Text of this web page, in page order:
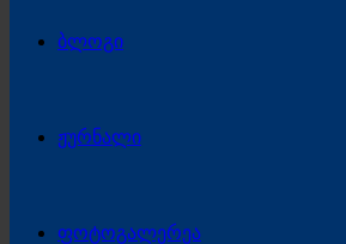
ბლოგი
ჟურნალი
ფოტოგალერეა